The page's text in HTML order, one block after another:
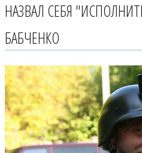
НАЗВАЛ СЕБЯ
БАБЧЕНКО